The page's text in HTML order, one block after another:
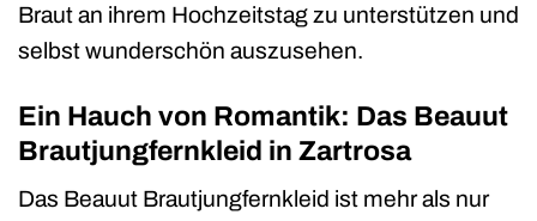
Braut an ihrem Hochzeitstag zu unterstützen und
selbst wunderschön auszusehen.
Ein Hauch von Romantik: Das Beauut
Brautjungfernkleid in Zartrosa
Das Beauut Brautjungfernkleid ist mehr als nur